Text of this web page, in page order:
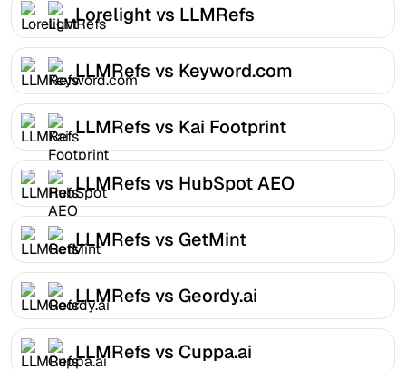
Lorelight vs LLMRefs
LLMRefs vs Keyword.com
LLMRefs vs Kai Footprint
LLMRefs vs HubSpot AEO
LLMRefs vs GetMint
LLMRefs vs Geordy.ai
LLMRefs vs Cuppa.ai